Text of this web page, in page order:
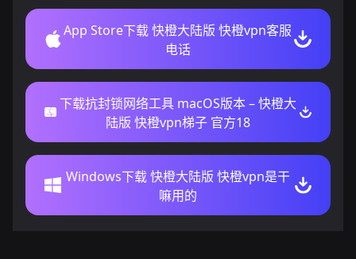
App Store下载 快橙大陆版 快橙vpn客服
电话
下载抗封锁网络工具 macOS版本 – 快橙大
陆版 快橙vpn梯子 官方18
Windows下载 快橙大陆版 快橙vpn是干
嘛用的